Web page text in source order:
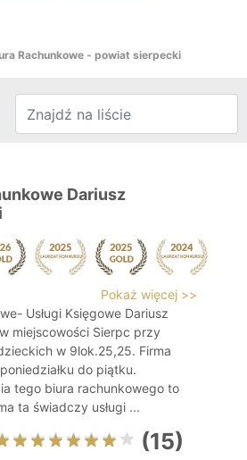
Rachunkowe - powiat sierpecki
Dariusz
Pokaż więcej >>
Usługi Księgowe Dariusz
miejscowości Sierpc przy
w 9lok.25,25. Firma
do piątku.
tego biura rachunkowego to
ta świadczy usługi ...
(15)